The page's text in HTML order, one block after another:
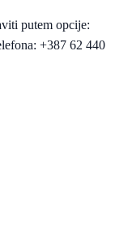
putem opcije:
+387 62 440